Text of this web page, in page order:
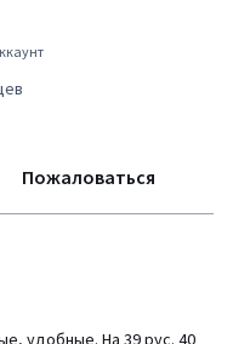
Пожаловаться
удобные. На 39 рус. 40